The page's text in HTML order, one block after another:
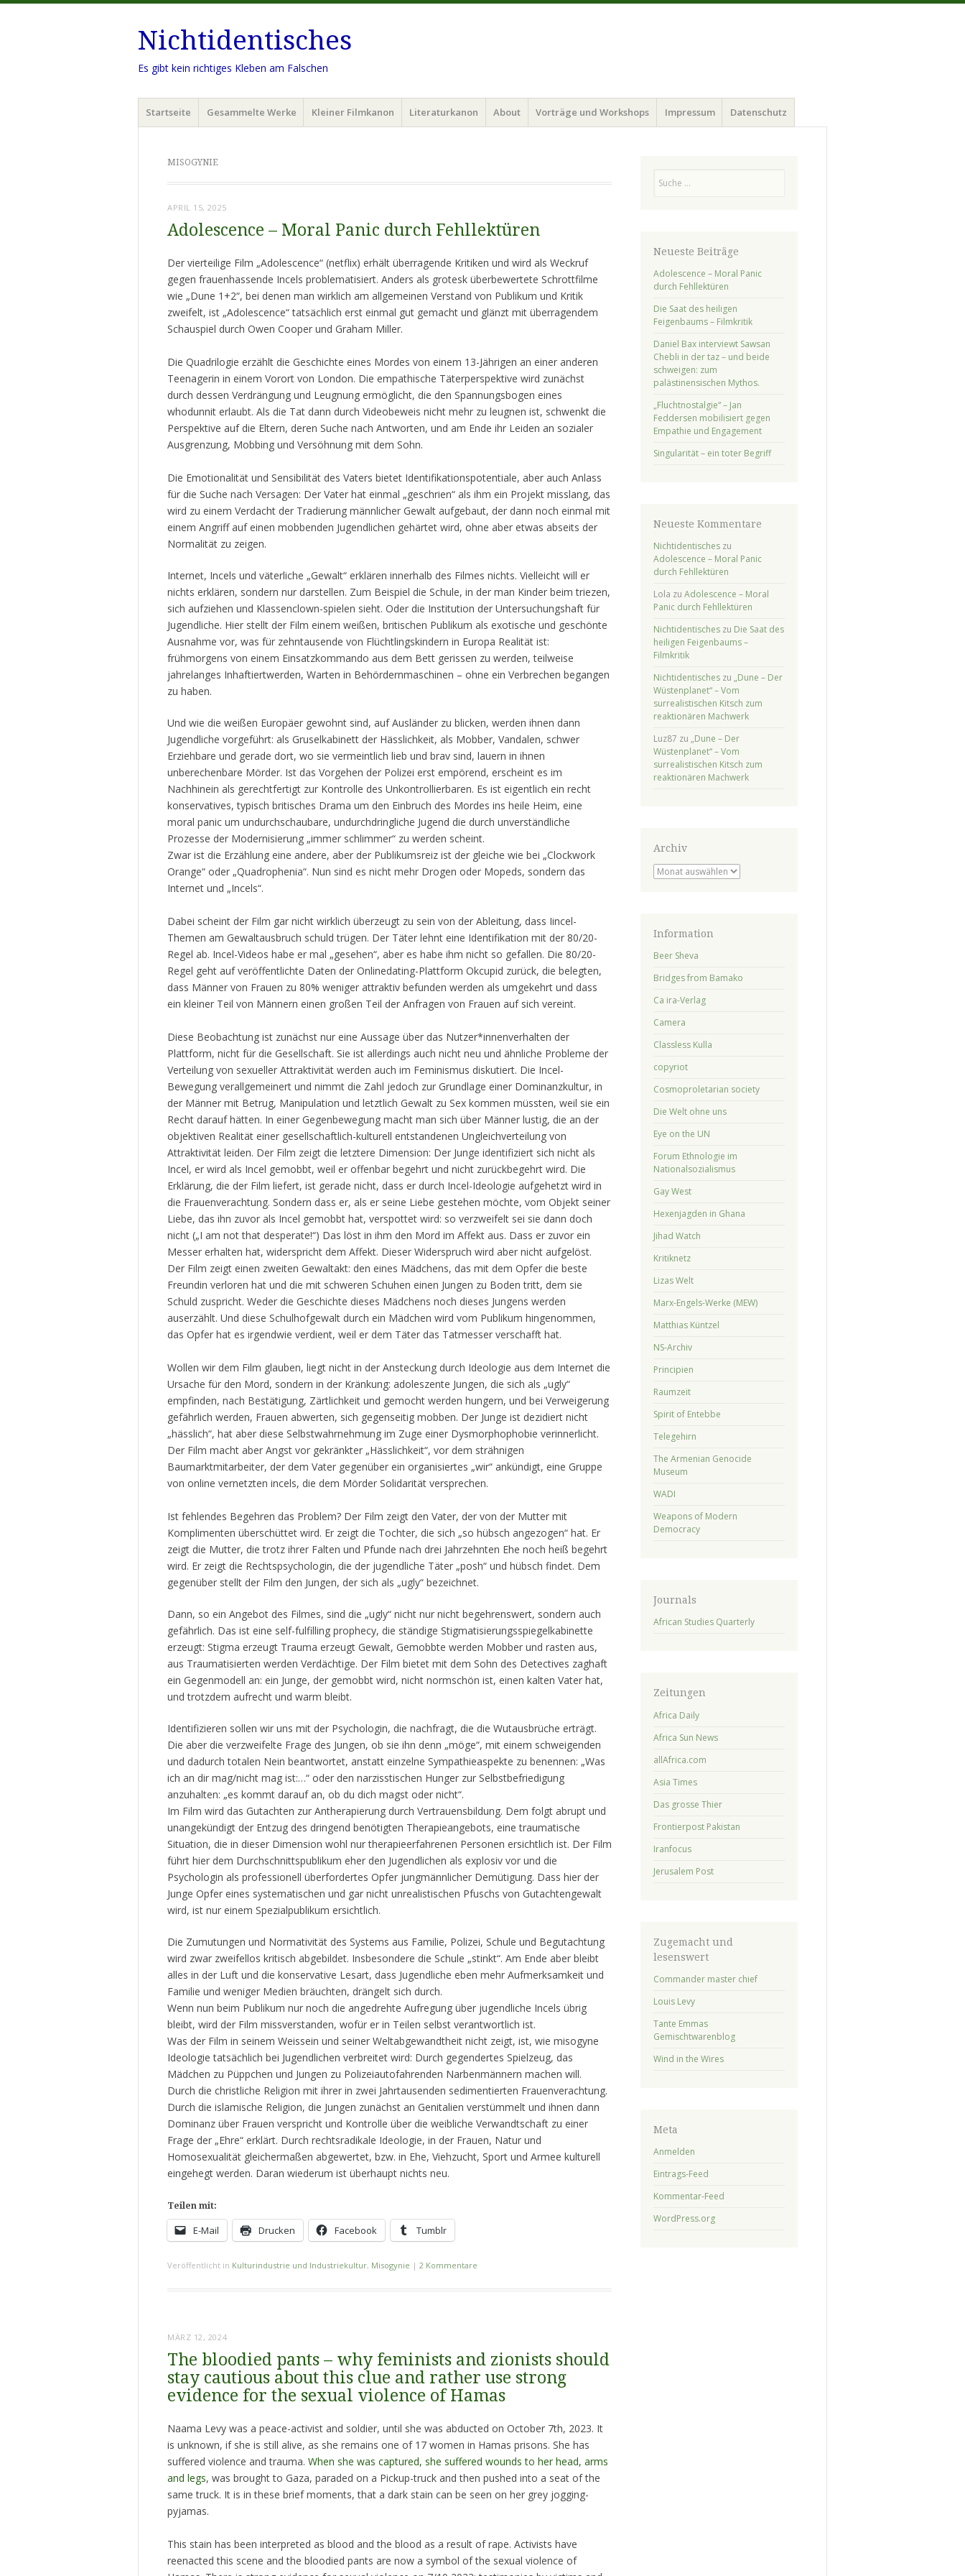
Nichtidentisches
Es gibt kein richtiges Kleben am Falschen
Menü
Zum
Inhalt
Startseite Gesammelte Werke Kleiner Filmkanon Literaturkanon About Vorträge und Workshops Impressum Datenschutz
MISOGYNIE
APRIL 15, 2025
Adolescence – Moral Panic durch Fehllektüren
Der vierteilige Film „Adolescence“ (netflix) erhält überragende Kritiken und wird als Weckruf
gegen frauenhassende Incels problematisiert. Anders als grotesk überbewertete Schrottfilme
wie „Dune 1+2“, bei denen man wirklich am allgemeinen Verstand von Publikum und Kritik
zweifelt, ist „Adolescence“ tatsächlich erst einmal gut gemacht und glänzt mit überragendem
Schauspiel durch Owen Cooper und Graham Miller.
Die Quadrilogie erzählt die Geschichte eines Mordes von einem 13-Jährigen an einer anderen
Teenagerin in einem Vorort von London. Die empathische Täterperspektive wird zunächst
durch dessen Verdrängung und Leugnung ermöglicht, die den Spannungsbogen eines
whodunnit erlaubt. Als die Tat dann durch Videobeweis nicht mehr zu leugnen ist, schwenkt die
Perspektive auf die Eltern, deren Suche nach Antworten, und am Ende ihr Leiden an sozialer
Ausgrenzung, Mobbing und Versöhnung mit dem Sohn.
Die Emotionalität und Sensibilität des Vaters bietet Identifikationspotentiale, aber auch Anlass
für die Suche nach Versagen: Der Vater hat einmal „geschrien“ als ihm ein Projekt misslang, das
wird zu einem Verdacht der Tradierung männlicher Gewalt aufgebaut, der dann noch einmal mit
einem Angriff auf einen mobbenden Jugendlichen gehärtet wird, ohne aber etwas abseits der
Normalität zu zeigen.
Internet, Incels und väterliche „Gewalt“ erklären innerhalb des Filmes nichts. Vielleicht will er
nichts erklären, sondern nur darstellen. Zum Beispiel die Schule, in der man Kinder beim triezen,
sich aufziehen und Klassenclown-spielen sieht. Oder die Institution der Untersuchungshaft für
Jugendliche. Hier stellt der Film einem weißen, britischen Publikum als exotische und geschönte
Ausnahme vor, was für zehntausende von Flüchtlingskindern in Europa Realität ist:
frühmorgens von einem Einsatzkommando aus dem Bett gerissen zu werden, teilweise
jahrelanges Inhaftiertwerden, Warten in Behördernmaschinen – ohne ein Verbrechen begangen
zu haben.
Und wie die weißen Europäer gewohnt sind, auf Ausländer zu blicken, werden ihnen dann
Jugendliche vorgeführt: als Gruselkabinett der Hässlichkeit, als Mobber, Vandalen, schwer
Erziehbare und gerade dort, wo sie vermeintlich lieb und brav sind, lauern in ihnen
unberechenbare Mörder. Ist das Vorgehen der Polizei erst empörend, erscheint es im
Nachhinein als gerechtfertigt zur Kontrolle des Unkontrollierbaren. Es ist eigentlich ein recht
konservatives, typisch britisches Drama um den Einbruch des Mordes ins heile Heim, eine
moral panic um undurchschaubare, undurchdringliche Jugend die durch unverständliche
Prozesse der Modernisierung „immer schlimmer“ zu werden scheint.
Zwar ist die Erzählung eine andere, aber der Publikumsreiz ist der gleiche wie bei „Clockwork
Orange“ oder „Quadrophenia“. Nun sind es nicht mehr Drogen oder Mopeds, sondern das
Internet und „Incels“.
Dabei scheint der Film gar nicht wirklich überzeugt zu sein von der Ableitung, dass Iincel-
Themen am Gewaltausbruch schuld trügen. Der Täter lehnt eine Identifikation mit der 80/20-
Regel ab. Incel-Videos habe er mal „gesehen“, aber es habe ihm nicht so gefallen. Die 80/20-
Regel geht auf veröffentlichte Daten der Onlinedating-Plattform Okcupid zurück, die belegten,
dass Männer von Frauen zu 80% weniger attraktiv befunden werden als umgekehrt und dass
ein kleiner Teil von Männern einen großen Teil der Anfragen von Frauen auf sich vereint.
Diese Beobachtung ist zunächst nur eine Aussage über das Nutzer*innenverhalten der
Plattform, nicht für die Gesellschaft. Sie ist allerdings auch nicht neu und ähnliche Probleme der
Verteilung von sexueller Attraktivität werden auch im Feminismus diskutiert. Die Incel-
Bewegung verallgemeinert und nimmt die Zahl jedoch zur Grundlage einer Dominanzkultur, in
der Männer mit Betrug, Manipulation und letztlich Gewalt zu Sex kommen müssten, weil sie ein
Recht darauf hätten. In einer Gegenbewegung macht man sich über Männer lustig, die an der
objektiven Realität einer gesellschaftlich-kulturell entstandenen Ungleichverteilung von
Attraktivität leiden. Der Film zeigt die letztere Dimension: Der Junge identifiziert sich nicht als
Incel, er wird als Incel gemobbt, weil er offenbar begehrt und nicht zurückbegehrt wird. Die
Erklärung, die der Film liefert, ist gerade nicht, dass er durch Incel-Ideologie aufgehetzt wird in
die Frauenverachtung. Sondern dass er, als er seine Liebe gestehen möchte, vom Objekt seiner
Liebe, das ihn zuvor als Incel gemobbt hat, verspottet wird: so verzweifelt sei sie dann doch
nicht („I am not that desperate!“) Das löst in ihm den Mord im Affekt aus. Dass er zuvor ein
Messer erhalten hat, widerspricht dem Affekt. Dieser Widerspruch wird aber nicht aufgelöst.
Der Film zeigt einen zweiten Gewaltakt: den eines Mädchens, das mit dem Opfer die beste
Freundin verloren hat und die mit schweren Schuhen einen Jungen zu Boden tritt, dem sie
Schuld zuspricht. Weder die Geschichte dieses Mädchens noch dieses Jungens werden
auserzählt. Und diese Schulhofgewalt durch ein Mädchen wird vom Publikum hingenommen,
das Opfer hat es irgendwie verdient, weil er dem Täter das Tatmesser verschafft hat.
Wollen wir dem Film glauben, liegt nicht in der Ansteckung durch Ideologie aus dem Internet die
Ursache für den Mord, sondern in der Kränkung: adoleszente Jungen, die sich als „ugly“
empfinden, nach Bestätigung, Zärtlichkeit und gemocht werden hungern, und bei Verweigerung
gefährlich werden, Frauen abwerten, sich gegenseitig mobben. Der Junge ist dezidiert nicht
„hässlich“, hat aber diese Selbstwahrnehmung im Zuge einer Dysmorphophobie verinnerlicht.
Der Film macht aber Angst vor gekränkter „Hässlichkeit“, vor dem strähnigen
Baumarktmitarbeiter, der dem Vater gegenüber ein organisiertes „wir“ ankündigt, eine Gruppe
von online vernetzten incels, die dem Mörder Solidarität versprechen.
Ist fehlendes Begehren das Problem? Der Film zeigt den Vater, der von der Mutter mit
Komplimenten überschüttet wird. Er zeigt die Tochter, die sich „so hübsch angezogen“ hat. Er
zeigt die Mutter, die trotz ihrer Falten und Pfunde nach drei Jahrzehnten Ehe noch heiß begehrt
wird. Er zeigt die Rechtspsychologin, die der jugendliche Täter „posh“ und hübsch findet. Dem
gegenüber stellt der Film den Jungen, der sich als „ugly“ bezeichnet.
Dann, so ein Angebot des Filmes, sind die „ugly“ nicht nur nicht begehrenswert, sondern auch
gefährlich. Das ist eine self-fulfilling prophecy, die ständige Stigmatisierungsspiegelkabinette
erzeugt: Stigma erzeugt Trauma erzeugt Gewalt, Gemobbte werden Mobber und rasten aus,
aus Traumatisierten werden Verdächtige. Der Film bietet mit dem Sohn des Detectives zaghaft
ein Gegenmodell an: ein Junge, der gemobbt wird, nicht normschön ist, einen kalten Vater hat,
und trotzdem aufrecht und warm bleibt.
Identifizieren sollen wir uns mit der Psychologin, die nachfragt, die die Wutausbrüche erträgt.
Die aber die verzweifelte Frage des Jungen, ob sie ihn denn „möge“, mit einem schweigenden
und dadurch totalen Nein beantwortet, anstatt einzelne Sympathieaspekte zu benennen: „Was
ich an dir mag/nicht mag ist:…“ oder den narzisstischen Hunger zur Selbstbefriedigung
anzuhalten: „es kommt darauf an, ob du dich magst oder nicht“.
Im Film wird das Gutachten zur Antherapierung durch Vertrauensbildung. Dem folgt abrupt und
unangekündigt der Entzug des dringend benötigten Therapieangebots, eine traumatische
Situation, die in dieser Dimension wohl nur therapieerfahrenen Personen ersichtlich ist. Der Film
führt hier dem Durchschnittspublikum eher den Jugendlichen als explosiv vor und die
Psychologin als professionell überfordertes Opfer jungmännlicher Demütigung. Dass hier der
Junge Opfer eines systematischen und gar nicht unrealistischen Pfuschs von Gutachtengewalt
wird, ist nur einem Spezialpublikum ersichtlich.
Die Zumutungen und Normativität des Systems aus Familie, Polizei, Schule und Begutachtung
wird zwar zweifellos kritisch abgebildet. Insbesondere die Schule „stinkt“. Am Ende aber bleibt
alles in der Luft und die konservative Lesart, dass Jugendliche eben mehr Aufmerksamkeit und
Familie und weniger Medien bräuchten, drängelt sich durch.
Wenn nun beim Publikum nur noch die angedrehte Aufregung über jugendliche Incels übrig
bleibt, wird der Film missverstanden, wofür er in Teilen selbst verantwortlich ist.
Was der Film in seinem Weissein und seiner Weltabgewandtheit nicht zeigt, ist, wie misogyne
Ideologie tatsächlich bei Jugendlichen verbreitet wird: Durch gegendertes Spielzeug, das
Mädchen zu Püppchen und Jungen zu Polizeiautofahrenden Narbenmännern machen will.
Durch die christliche Religion mit ihrer in zwei Jahrtausenden sedimentierten Frauenverachtung.
Durch die islamische Religion, die Jungen zunächst an Genitalien verstümmelt und ihnen dann
Dominanz über Frauen verspricht und Kontrolle über die weibliche Verwandtschaft zu einer
Frage der „Ehre“ erklärt. Durch rechtsradikale Ideologie, in der Frauen, Natur und
Homosexualität gleichermaßen abgewertet, bzw. in Ehe, Viehzucht, Sport und Armee kulturell
eingehegt werden. Daran wiederum ist überhaupt nichts neu.
Teilen mit:
E-Mail Drucken Facebook Tumblr
Veröffentlicht in Kulturindustrie und Industriekultur, Misogynie | 2 Kommentare
MÄRZ 12, 2024
The bloodied pants – why feminists and zionists should
stay cautious about this clue and rather use strong
evidence for the sexual violence of Hamas
Naama Levy was a peace-activist and soldier, until she was abducted on October 7th, 2023. It
is unknown, if she is still alive, as she remains one of 17 women in Hamas prisons. She has
suffered violence and trauma. When she was captured, she suffered wounds to her head, arms
and legs, was brought to Gaza, paraded on a Pickup-truck and then pushed into a seat of the
same truck. It is in these brief moments, that a dark stain can be seen on her grey jogging-
pyjamas.
This stain has been interpreted as blood and the blood as a result of rape. Activists have
reenacted this scene and the bloodied pants are now a symbol of the sexual violence of
Neueste Beiträge
Adolescence – Moral Panic
durch Fehllektüren
Die Saat des heiligen
Feigenbaums – Filmkritik
Daniel Bax interviewt Sawsan
Chebli in der taz – und beide
schweigen: zum
palästinensischen Mythos.
„Fluchtnostalgie“ – Jan
Feddersen mobilisiert gegen
Empathie und Engagement
Singularität – ein toter Begriff
Neueste Kommentare
Nichtidentischeszu
Adolescence – Moral Panic
durch Fehllektüren
Lola zu Adolescence – Moral
Panic durch Fehllektüren
Nichtidentischeszu Die Saat des
heiligen Feigenbaums –
Filmkritik
Nichtidentischeszu „Dune – Der
Wüstenplanet“ – Vom
surrealistischen Kitsch zum
reaktionären Machwerk
Luz87 zu „Dune – Der
Wüstenplanet“ – Vom
surrealistischen Kitsch zum
reaktionären Machwerk
Archiv
Archiv
Information
Beer Sheva
Bridges from Bamako
Ca ira-Verlag
Camera
Classless Kulla
copyriot
Cosmoproletarian society
Die Welt ohne uns
Eye on the UN
Forum Ethnologie im
Nationalsozialismus
Gay West
Hexenjagden in Ghana
Jihad Watch
Kritiknetz
Lizas Welt
Marx-Engels-Werke (MEW)
Matthias Küntzel
NS-Archiv
Principien
Raumzeit
Spirit of Entebbe
Telegehirn
The Armenian Genocide
Museum
WADI
Weapons of Modern
Democracy
Journals
African Studies Quarterly
Zeitungen
Africa Daily
Africa Sun News
allAfrica.com
Asia Times
Das grosse Thier
Frontierpost Pakistan
Iranfocus
Jerusalem Post
Zugemacht und
lesenswert
Commander master chief
Louis Levy
Tante Emmas
Gemischtwarenblog
Wind in the Wires
Meta
Anmelden
Eintrags-Feed
Kommentar-Feed
WordPress.org